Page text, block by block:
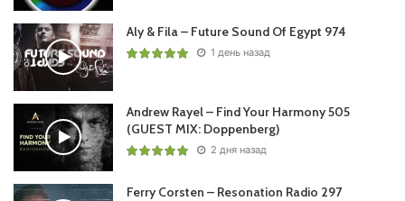
Aly & Fila – Future Sound Of Egypt 974
1 день назад
Andrew Rayel – Find Your Harmony 505
(GUEST MIX: Doppenberg)
2 дня назад
Ferry Corsten – Resonation Radio 297